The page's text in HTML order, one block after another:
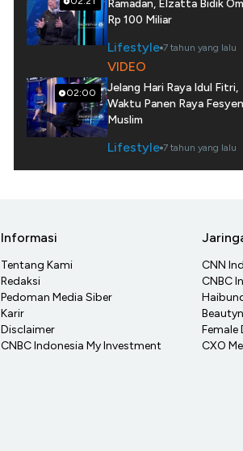
Ramadan, Elzatta Bidik
Rp 100 Miliar
Lifestyle 7 tahun yang lalu
02:00
VIDEO
Jelang Hari Raya Idul Fitri,
Waktu Panen Raya Fesyen
Muslim
Lifestyle 7 tahun yang lalu
Informasi
Tentang Kami
Redaksi
Pedoman Media Siber
Karir
Disclaimer
CNBC Indonesia My Investment
CNN
CNBC
Female
CXO